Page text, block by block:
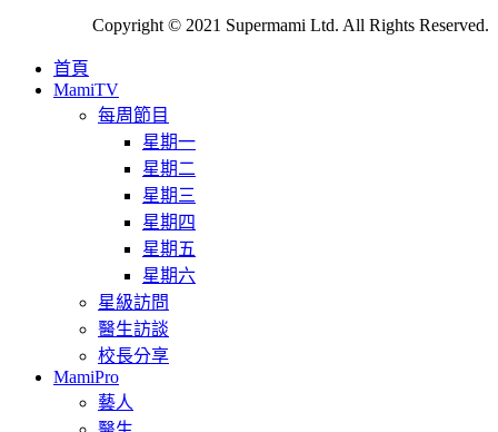
Copyright © 2021 Supermami Ltd. All Rights Reserved.
首頁
MamiTV
每周節目
星期一
星期二
星期三
星期四
星期五
星期六
星級訪問
醫生訪談
校長分享
MamiPro
藝人